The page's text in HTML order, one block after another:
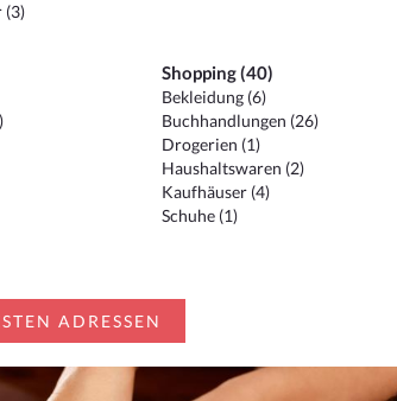
(3)
Shopping (40)
Bekleidung (6)
Buchhandlungen (26)
Drogerien (1)
Haushaltswaren (2)
Kaufhäuser (4)
Schuhe (1)
ADRESSEN